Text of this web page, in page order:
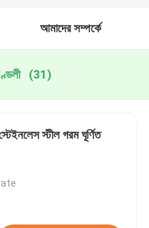
আমাদের সম্পর্কে
(31)
স্টীল গরম ঘূর্ণিত